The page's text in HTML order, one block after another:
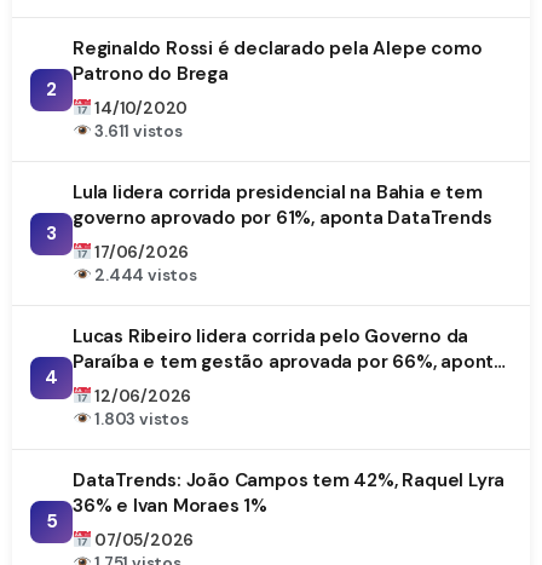
2
Reginaldo Rossi é declarado pela Alepe como
Patrono do Brega
14/10/2020
3.611 vistos
3
Lula lidera corrida presidencial na Bahia e tem
governo aprovado por 61%, aponta DataTrends
17/06/2026
2.444 vistos
4
Lucas Ribeiro lidera corrida pelo Governo da
Paraíba e tem gestão aprovada por 66%, aponta
DataTrends
12/06/2026
1.803 vistos
5
DataTrends: João Campos tem 42%, Raquel Lyra
36% e Ivan Moraes 1%
07/05/2026